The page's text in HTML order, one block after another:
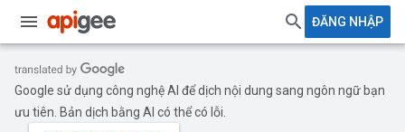
ĐĂNG NHẬP
Google sử dụng công nghệ AI để dịch nội dung sang ngôn ngữ bạn
ưu tiên. Bản dịch bằng AI có thể có lỗi.